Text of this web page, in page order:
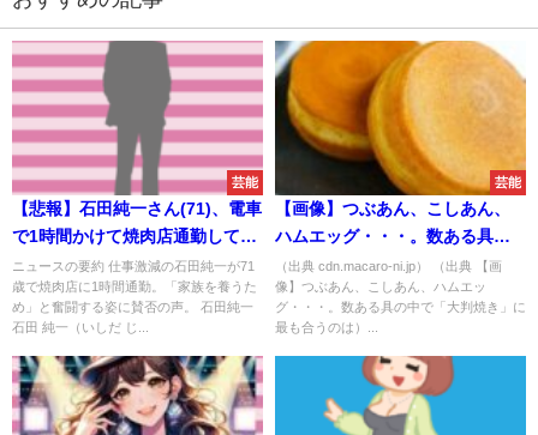
芸能
【悲報】石田純一さん(71)、電車
で1時間かけて焼肉店通勤してい
た…
ニュースの要約 仕事激減の石田純一が71
歳で焼肉店に1時間通勤。「家族を養うた
め」と奮闘する姿に賛否の声。 石田純一
石田 純一（いしだ じ...
芸能
【画像】つぶあん、こしあん、
ハムエッグ・・・。数ある具の
中で「大判焼き」に最も合うの
は！？
（出典 cdn.macaro-ni.jp） （出典 【画
像】つぶあん、こしあん、ハムエッ
グ・・・。数ある具の中で「大判焼き」に
最も合うのは）...